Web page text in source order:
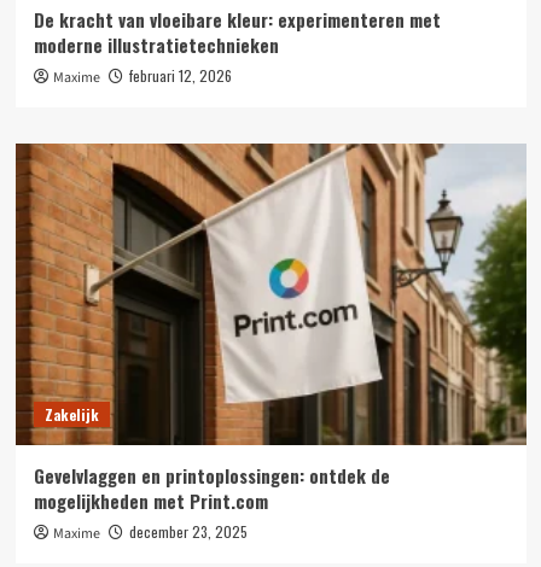
De kracht van vloeibare kleur: experimenteren met
moderne illustratietechnieken
Maxime februari 12, 2026
Zakelijk
Gevelvlaggen en printoplossingen: ontdek de
mogelijkheden met Print.com
Maxime december 23, 2025